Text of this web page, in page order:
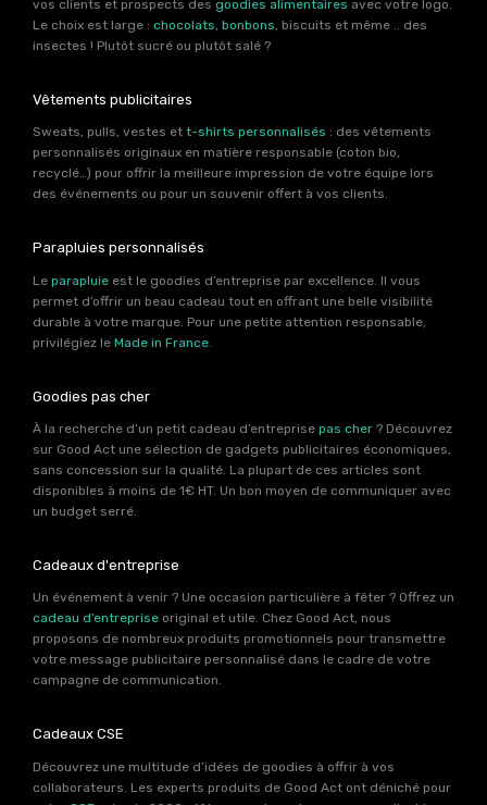
vos clients et prospects des goodies alimentaires avec votre logo.
Le choix est large : chocolats, bonbons, biscuits et même .. des
insectes ! Plutôt sucré ou plutôt salé ?
Vêtements publicitaires
Sweats, pulls, vestes et t-shirts personnalisés : des vêtements
personnalisés originaux en matière responsable (coton bio,
recyclé…) pour offrir la meilleure impression de votre équipe lors
des événements ou pour un souvenir offert à vos clients.
Parapluies personnalisés
Le parapluie est le goodies d’entreprise par excellence. Il vous
permet d’offrir un beau cadeau tout en offrant une belle visibilité
durable à votre marque. Pour une petite attention responsable,
privilégiez le Made in France
Goodies pas cher
À la recherche d’un petit cadeau d’entreprise pas cher ? Découvrez
sur Good Act une sélection de gadgets publicitaires économiques,
sans concession sur la qualité. La plupart de ces articles sont
disponibles à moins de 1€ HT. Un bon moyen de communiquer avec
un budget serré.
Cadeaux d'entreprise
Un événement à venir ? Une occasion particulière à fêter ? Offrez un
cadeau d’entreprise original et utile. Chez Good Act, nous
proposons de nombreux produits promotionnels pour transmettre
votre message publicitaire personnalisé dans le cadre de votre
campagne de communication.
Cadeaux CSE
Découvrez une multitude d’idées de goodies à offrir à vos
collaborateurs. Les experts produits de Good Act ont déniché pour